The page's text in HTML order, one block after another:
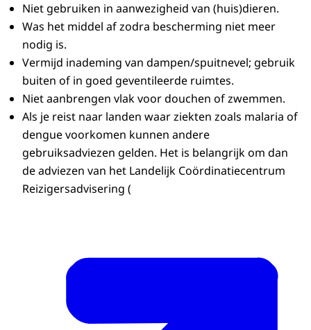
Niet gebruiken in aanwezigheid van (huis)dieren.
Was het middel af zodra bescherming niet meer
nodig is.
Vermijd inademing van dampen/spuitnevel; gebruik
buiten of in goed geventileerde ruimtes.
Niet aanbrengen vlak voor douchen of zwemmen.
Als je reist naar landen waar ziekten zoals malaria of
dengue voorkomen kunnen andere
gebruiksadviezen gelden. Het is belangrijk om dan
de adviezen van het Landelijk Coördinatiecentrum
Reizigersadvisering (